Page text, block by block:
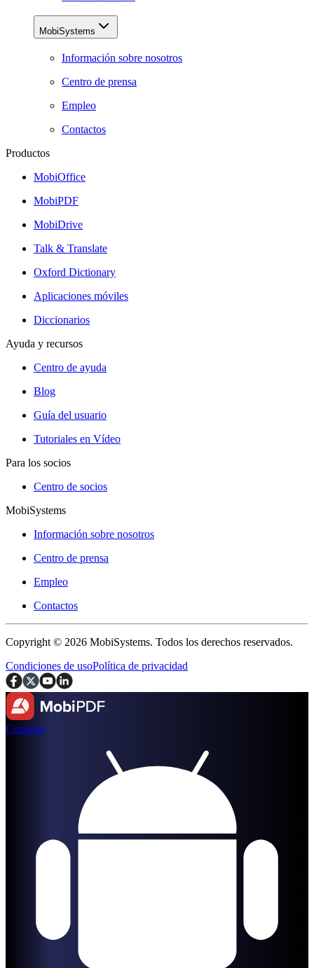
MobiSystems
Información sobre nosotros
Centro de prensa
Empleo
Contactos
Productos
MobiOffice
MobiPDF
MobiDrive
Talk & Translate
Oxford Dictionary
Aplicaciones móviles
Diccionarios
Ayuda y recursos
Centro de ayuda
Blog
Guía del usuario
Tutoriales en Vídeo
Para los socios
Centro de socios
MobiSystems
Información sobre nosotros
Centro de prensa
Empleo
Contactos
Copyright © 2026 MobiSystems. Todos los derechos reservados.
Condiciones de usoPolítica de privacidad
Comprar